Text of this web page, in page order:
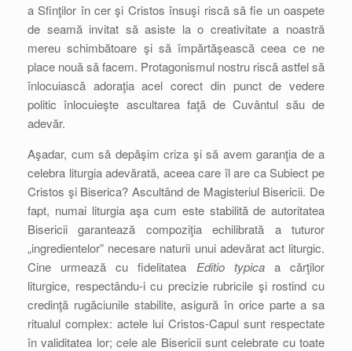
a Sfinţilor în cer şi Cristos însuşi riscă să fie un oaspete
de seamă invitat să asiste la o creativitate a noastră
mereu schimbătoare şi să împărtăşească ceea ce ne
place nouă să facem. Protagonismul nostru riscă astfel să
înlocuiască adoraţia acel corect din punct de vedere
politic înlocuieşte ascultarea faţă de Cuvântul său de
adevăr.
Aşadar, cum să depăşim criza şi să avem garanţia de a
celebra liturgia adevărată, aceea care îl are ca Subiect pe
Cristos şi Biserica? Ascultând de Magisteriul Bisericii. De
fapt, numai liturgia aşa cum este stabilită de autoritatea
Bisericii garantează compoziţia echilibrată a tuturor
„ingredientelor” necesare naturii unui adevărat act liturgic.
Cine urmează cu fidelitatea Editio typicaa cărţilor
liturgice, respectându-i cu precizie rubricile şi rostind cu
credinţă rugăciunile stabilite, asigură în orice parte a sa
ritualul complex: actele lui Cristos-Capul sunt respectate
în validitatea lor; cele ale Bisericii sunt celebrate cu toate